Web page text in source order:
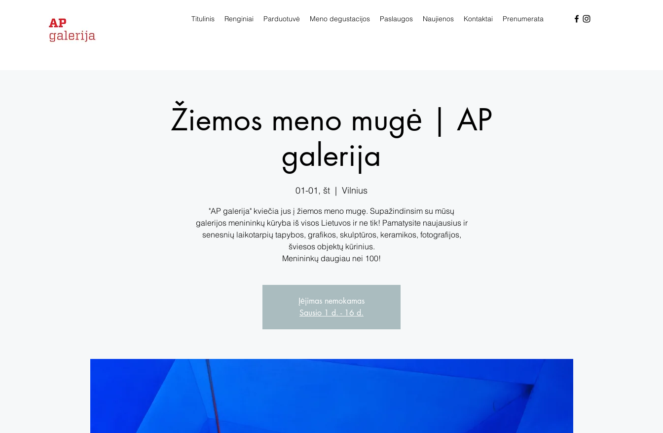
Titulinis Renginiai Parduotuvė Meno degustacijos Paslaugos Naujienos Kontaktai Prenumerata
Žiemos meno mugė | AP
galerija
01-01, št
  |
Vilnius
"AP galerija" kviečia jus į žiemos meno mugę. Supažindinsim su mūsų
galerijos menininkų kūryba iš visos Lietuvos ir ne tik! Pamatysite naujausius ir
senesnių laikotarpių tapybos, grafikos, skulptūros, keramikos, fotografijos,
šviesos objektų kūrinius.
Menininkų daugiau nei 100!
Įėjimas nemokamas
Sausio 1 d. - 16 d.